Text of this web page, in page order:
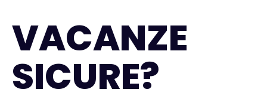
VACANZE
SICURE?